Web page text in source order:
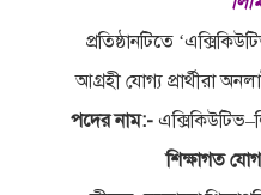
প্রতিষ্ঠানটিতে
আগ্রহী যোগ্য প্রার্থীরা
পদের নাম:-
শিক্ষাগত